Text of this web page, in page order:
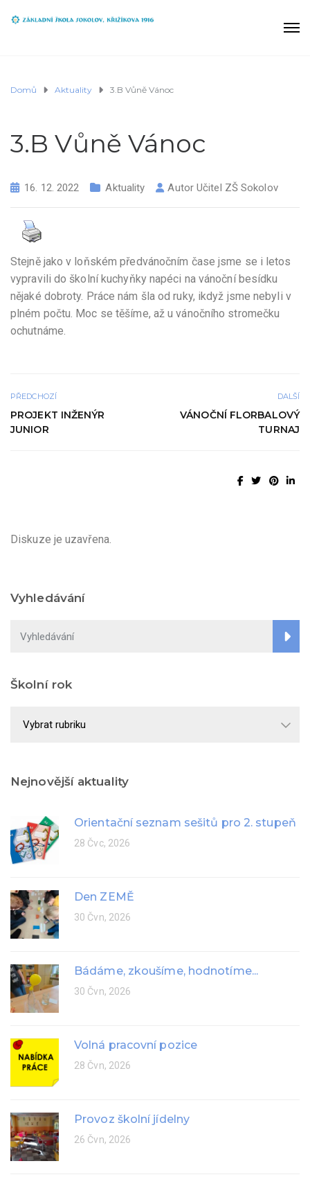
Domů Aktuality 3.B Vůně Vánoc
3.B Vůně Vánoc
16. 12. 2022 Aktuality AutorUčitel ZŠ Sokolov
Stejně jako v loňském předvánočním čase jsme se i letos
vypravili do školní kuchyňky napéci na vánoční besídku
nějaké dobroty. Práce nám šla od ruky, ikdyž jsme nebyli v
plném počtu. Moc se těšíme, až u vánočního stromečku
ochutnáme.
PŘEDCHOZÍ
PROJEKT INŽENÝR
JUNIOR
DALŠÍ
VÁNOČNÍ FLORBALOVÝ
TURNAJ
Diskuze je uzavřena.
Vyhledávání
Školní rok
Nejnovější aktuality
Orientační seznam sešitů pro 2. stupeň
28 Čvc, 2026
Den ZEMĚ
30 Čvn, 2026
Bádáme, zkoušíme, hodnotíme...
30 Čvn, 2026
Volná pracovní pozice
28 Čvn, 2026
Provoz školní jídelny
26 Čvn, 2026